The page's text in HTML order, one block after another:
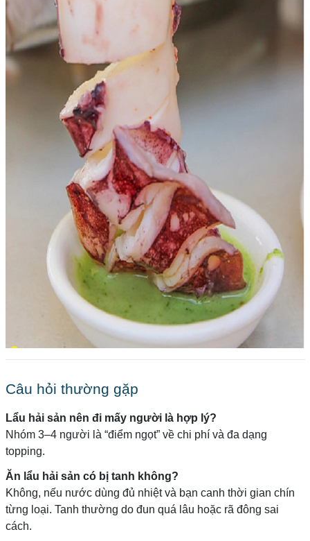
Câu hỏi thường gặp
Lẩu hải sản nên đi mấy người là hợp lý?
Nhóm 3–4 người là “điểm ngọt” về chi phí và đa dạng
topping.
Ăn lẩu hải sản có bị tanh không?
Không, nếu nước dùng đủ nhiệt và bạn canh thời gian chín
từng loại. Tanh thường do đun quá lâu hoặc rã đông sai
cách.